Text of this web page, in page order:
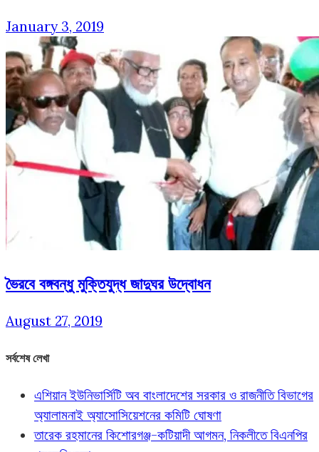
January 3, 2019
ভৈরবে বঙ্গবন্ধু মুক্তিযুদ্ধ জাদুঘর উদ্বোধন
August 27, 2019
সর্বশেষ লেখা
এশিয়ান ইউনিভার্সিটি অব বাংলাদেশের সরকার ও রাজনীতি বিভাগের
অ্যালামনাই অ্যাসোসিয়েশনের কমিটি ঘোষণা
তারেক রহমানের কিশোরগঞ্জ-কটিয়াদী আগমন, নিকলীতে বিএনপির